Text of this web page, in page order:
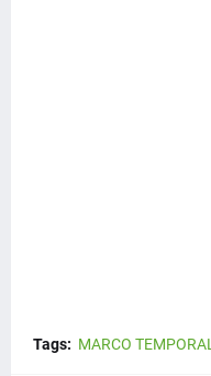
Tags: MARCO TEMPORAL